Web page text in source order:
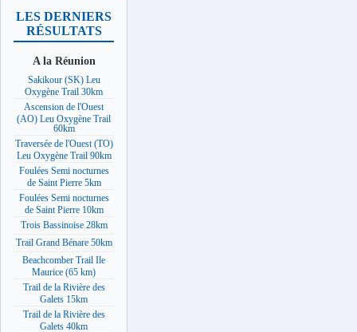
LES DERNIERS
RÉSULTATS
A la Réunion
Sakikour (SK) Leu
Oxygène Trail 30km
Ascension de l'Ouest
(AO) Leu Oxygène Trail
60km
Traversée de l'Ouest (TO)
Leu Oxygène Trail 90km
Foulées Semi nocturnes
de Saint Pierre 5km
Foulées Semi nocturnes
de Saint Pierre 10km
Trois Bassinoise 28km
Trail Grand Bénare 50km
Beachcomber Trail Ile
Maurice (65 km)
Trail de la Rivière des
Galets 15km
Trail de la Rivière des
Galets 40km